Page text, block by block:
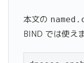
本文の
BIND では使え